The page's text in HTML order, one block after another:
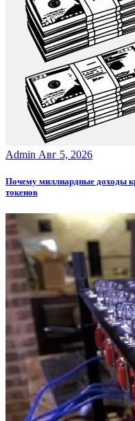
Admin Авг 5, 2026
Почему миллиардные доходы
токенов